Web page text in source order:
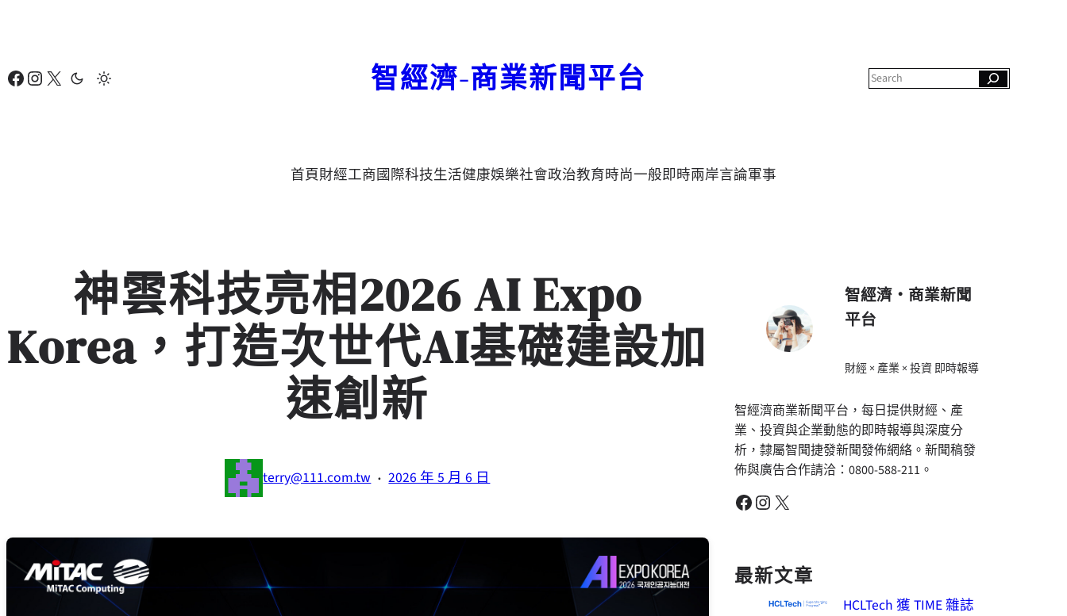
要
Facebook Instagram X 智經濟-商業新聞平台
c
首頁財經工商國際科技生活健康娛樂社會政治教育時尚一般即時兩岸言論軍事
神雲科技亮相2026 AI Expo
Korea，打造次世代AI基礎建設加
速創新
terry@111.com.tw · 2026 年 5 月 6 日
智經濟・商業新聞
平台
財經 × 產業 × 投資 即時報導
智經濟商業新聞平台，每日提供財經、產
業、投資與企業動態的即時報導與深度分
析，隸屬智聞捷發新聞發佈網絡。新聞稿發
佈與廣告合作請洽：0800-588-211。
Facebook Instagram X
最新文章
HCLTech 獲 TIME 雜誌